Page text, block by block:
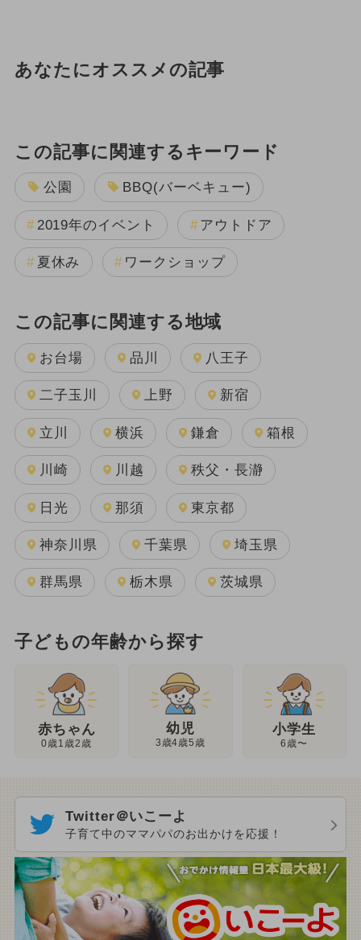
あなたにオススメの記事
この記事に関連するキーワード
公園 BBQ(バーベキュー)
2019年のイベント アウトドア
夏休み ワークショップ
この記事に関連する地域
お台場 品川 八王子
二子玉川 上野 新宿
立川 横浜 鎌倉 箱根
川崎 川越 秩父・長瀞
日光 那須 東京都
神奈川県 千葉県 埼玉県
群馬県 栃木県 茨城県
子どもの年齢から探す
赤ちゃん
0歳1歳2歳
幼児
3歳4歳5歳
小学生
6歳〜
Twitter＠いこーよ
子育て中のママパパのお出かけを応援！